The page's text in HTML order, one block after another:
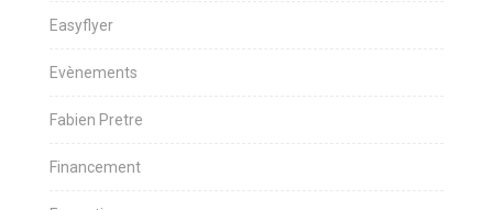
Easyflyer
Evènements
Fabien Pretre
Financement